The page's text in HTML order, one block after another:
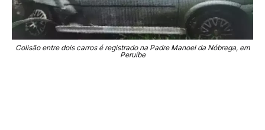
Colisão entre dois carros é registrado na Padre Manoel da Nóbrega, em
Peruíbe